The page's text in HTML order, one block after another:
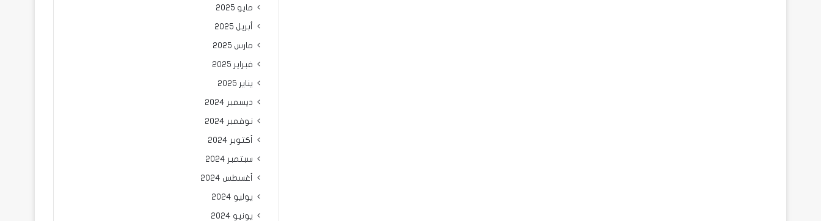
مايو 2025
أبريل 2025
مارس 2025
فبراير 2025
يناير 2025
ديسمبر 2024
نوفمبر 2024
أكتوبر 2024
سبتمبر 2024
أغسطس 2024
يوليو 2024
يونيو 2024